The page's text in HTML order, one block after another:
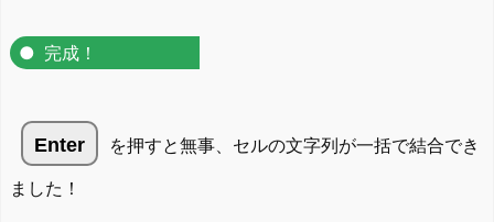
完成！
Enter
を押すと無事、セルの文字列が一括で結合でき
ました！